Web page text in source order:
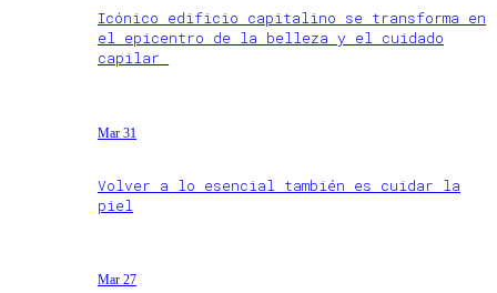
Icónico edificio capitalino se transforma en
el epicentro de la belleza y el cuidado
capilar
Mar 31
Volver a lo esencial también es cuidar la
piel
Mar 27